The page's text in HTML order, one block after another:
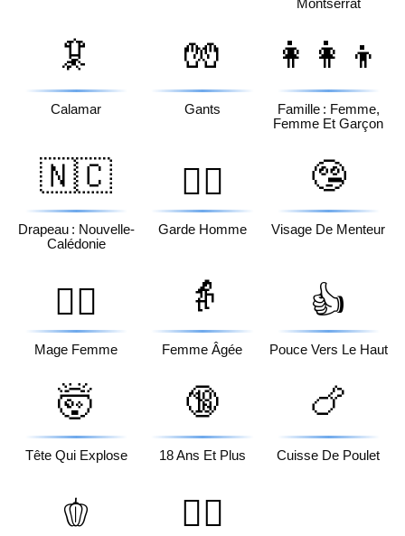
Montserrat
🦑
Calamar
🧤
Gants
👩‍👩‍👦
Famille : Femme,
Femme Et Garçon
🇳🇨
Drapeau : Nouvelle-
Calédonie
💂‍♂️
Garde Homme
🤥
Visage De Menteur
🧙‍♀️
Mage Femme
👵
Femme Âgée
👍
Pouce Vers Le Haut
🤯
Tête Qui Explose
🔞
18 Ans Et Plus
🍗
Cuisse De Poulet
🫑 🚣‍♀️